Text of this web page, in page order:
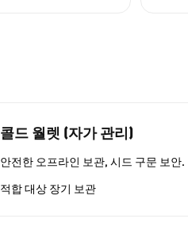
콜드 월렛 (자가 관리)
안전한 오프라인 보관, 시드 구문 보안.
적합 대상 장기 보관